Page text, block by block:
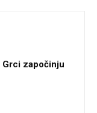
Grci započinju